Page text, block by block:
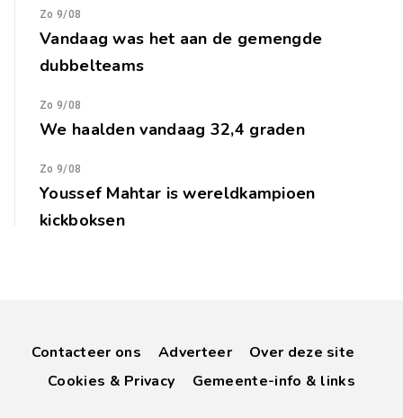
Zo 9/08
Vandaag was het aan de gemengde
dubbelteams
Zo 9/08
We haalden vandaag 32,4 graden
Zo 9/08
Youssef Mahtar is wereldkampioen
kickboksen
Contacteer ons Adverteer
Over deze site
Cookies & Privacy
Gemeente-info & links